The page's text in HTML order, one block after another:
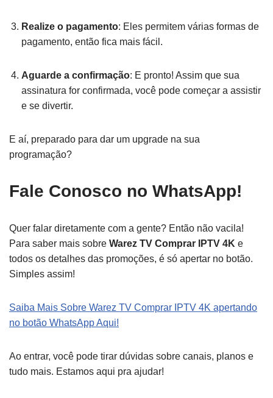
Realize o pagamento: Eles permitem várias formas de
pagamento, então fica mais fácil.
Aguarde a confirmação: E pronto! Assim que sua
assinatura for confirmada, você pode começar a assistir
e se divertir.
E aí, preparado para dar um upgrade na sua
programação?
Fale Conosco no WhatsApp!
Quer falar diretamente com a gente? Então não vacila!
Para saber mais sobre Warez TV Comprar IPTV 4K e
todos os detalhes das promoções, é só apertar no botão.
Simples assim!
Saiba Mais Sobre Warez TV Comprar IPTV 4K apertando
no botão WhatsApp Aqui!
Ao entrar, você pode tirar dúvidas sobre canais, planos e
tudo mais. Estamos aqui pra ajudar!